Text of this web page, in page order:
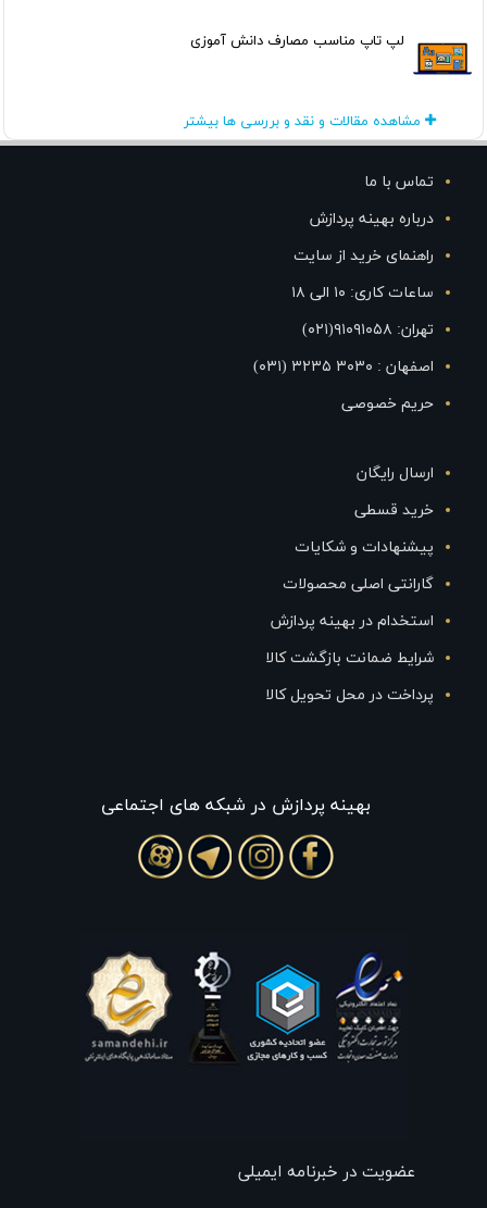
لپ تاپ مناسب مصارف دانش آموزی
مشاهده مقالات و نقد و بررسی ها بیشتر
تماس با ما
درباره بهینه پردازش
راهنمای خرید از سایت
ساعات کاری: ۱۰ الی ۱۸
تهران: ۹۱۰۹۱۰۵۸(۰۲۱)
اصفهان : ۳۰۳۰ ۳۲۳۵ (۰۳۱)
حریم خصوصی
ارسال رایگان
خرید قسطی
پیشنهادات و شکایات
گارانتی اصلی محصولات
استخدام در بهینه پردازش
شرایط ضمانت بازگشت کالا
پرداخت در محل تحویل کالا
بهينه پردازش در شبکه های اجتماعی
عضویت در خبرنامه ایمیلی